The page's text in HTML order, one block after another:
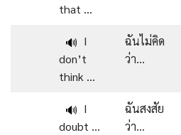
that …
🔊 I
don’t
think …
ฉันไม่คิด
ว่า…
🔊 I
doubt …
ฉันสงสัย
ว่า…